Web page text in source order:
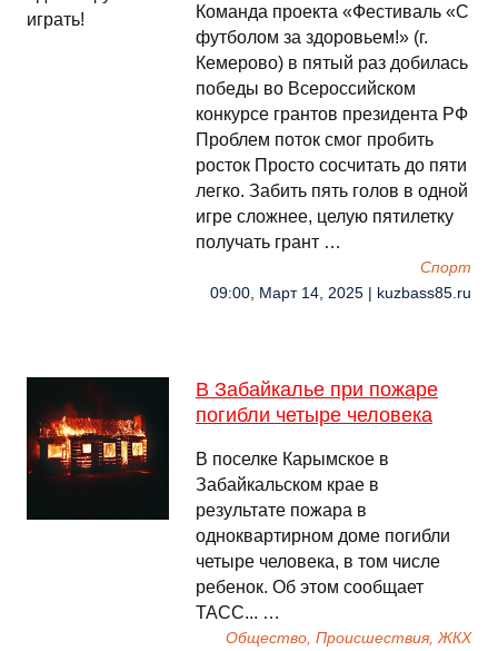
Команда проекта «Фестиваль «С
футболом за здоровьем!» (г.
Кемерово) в пятый раз добилась
победы во Всероссийском
конкурсе грантов президента РФ
Проблем поток смог пробить
росток Просто сосчитать до пяти
легко. Забить пять голов в одной
игре сложнее, целую пятилетку
получать грант …
Спорт
09:00, Март 14, 2025 | kuzbass85.ru
В Забайкалье при пожаре
погибли четыре человека
В поселке Карымское в
Забайкальском крае в
результате пожара в
одноквартирном доме погибли
четыре человека, в том числе
ребенок. Об этом сообщает
ТАСС... …
Общество, Происшествия, ЖКХ